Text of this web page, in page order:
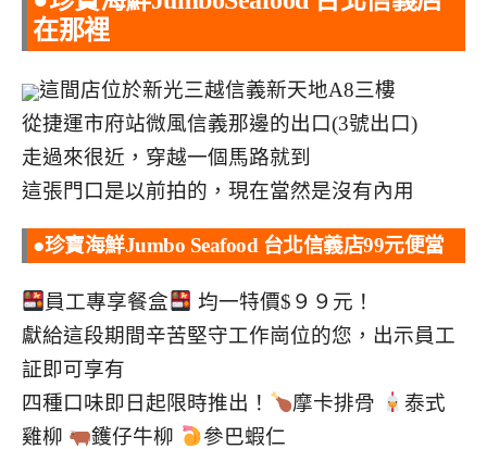
在那裡
這間店位於新光三越信義新天地A8三樓
從捷運市府站微風信義那邊的出口(3號出口)
走過來很近，穿越一個馬路就到
這張門口是以前拍的，現在當然是沒有內用
●珍寶海鮮Jumbo Seafood 台北信義店99元便當
員工專享餐盒
均一特價$９９元！
獻給這段期間辛苦堅守工作崗位的您，出示員工
証即可享有
四種口味即日起限時推出！
摩卡排骨
泰式
雞柳
鑊仔牛柳
參巴蝦仁